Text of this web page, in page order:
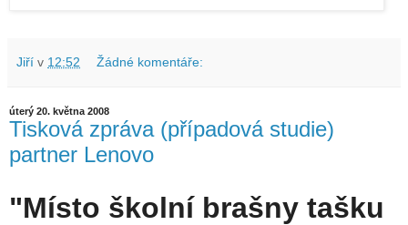
Jiří v 12:52 Žádné komentáře:
úterý 20. května 2008
Tisková zpráva (případová studie)
partner Lenovo
"Místo školní brašny tašku